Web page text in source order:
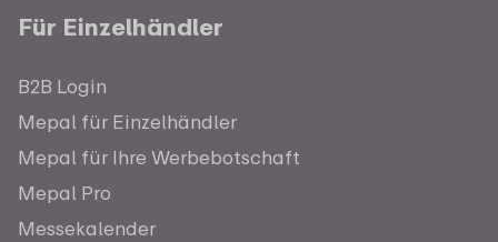
Für Einzelhändler
B2B Login
Mepal für Einzelhändler
Mepal für Ihre Werbebotschaft
Mepal Pro
Messekalender